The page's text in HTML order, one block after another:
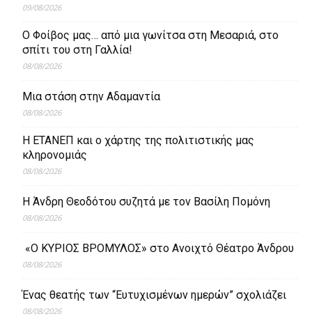
09/08/2026
Ο Φοίβος μας… από μια γωνίτσα στη Μεσαριά, στο
σπίτι του στη Γαλλία!
08/08/2026
Μια στάση στην Αδαμαντία
08/08/2026
Η ΕΤΑΝΕΠ και ο χάρτης της πολιτιστικής μας
κληρονομιάς
08/08/2026
Η Άνδρη Θεοδότου συζητά με τον Βασίλη Πομόνη
08/08/2026
«Ο ΚΥΡΙΟΣ ΒΡΟΜΥΛΟΣ» στο Ανοιχτό Θέατρο Άνδρου
08/08/2026
Ένας θεατής των “Ευτυχισμένων ημερών” σχολιάζει
08/08/2026